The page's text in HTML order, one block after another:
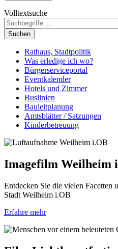
Volltextsuche
Suchen
Rathaus, Stadtpolitik
Was erledige ich wo?
Bürgerserviceportal
Eventkalender
Hotels und Zimmer
Buslinien
Bauleitplanung
Amtsblätter / Satzungen
Kinderbetreuung
Imagefilm Weilheim
Entdecken Sie die vielen Facetten
Stadt Weilheim i.OB
Erfahre mehr